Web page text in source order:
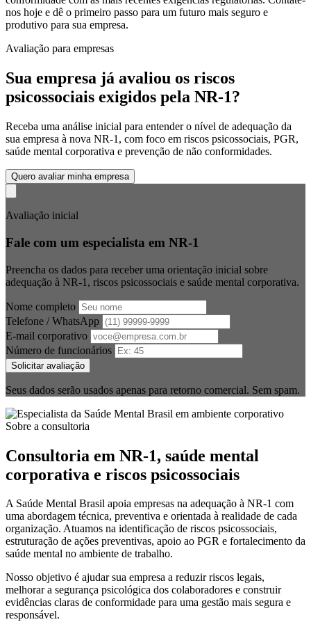
nos hoje e dê o primeiro passo para um futuro mais seguro e
produtivo para sua empresa.
Avaliação para empresas
Sua empresa já avaliou os riscos
psicossociais exigidos pela NR-1?
Receba uma análise inicial para entender o nível de adequação da
sua empresa à nova NR-1, com foco em riscos psicossociais, PGR,
saúde mental corporativa e prevenção de não conformidades.
Quero avaliar minha empresa
Avaliação inicial
Fale com um especialista em NR-1
Preencha os dados para receber uma orientação inicial sobre
adequação à NR-1, riscos psicossociais e saúde mental corporativa.
Nome completo
Telefone / WhatsApp
E-mail corporativo
Número de funcionários
Solicitar avaliação
Seus dados serão usados apenas para retorno comercial. Sem spam.
Sobre a consultoria
Consultoria em NR-1, saúde mental
corporativa e riscos psicossociais
A Saúde Mental Brasil apoia empresas na adequação à NR-1 com
uma abordagem técnica, preventiva e orientada à realidade de cada
organização. Atuamos na identificação de riscos psicossociais,
estruturação de ações preventivas, apoio ao PGR e fortalecimento da
saúde mental no ambiente de trabalho.
Nosso objetivo é ajudar sua empresa a reduzir riscos legais,
melhorar a segurança psicológica dos colaboradores e construir
evidências claras de conformidade para uma gestão mais segura e
responsável.